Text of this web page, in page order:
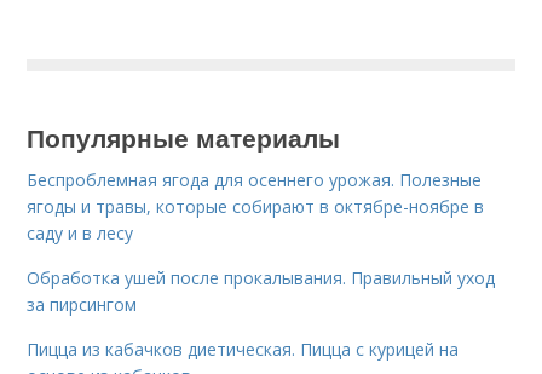
Популярные материалы
Беспроблемная ягода для осеннего урожая. Полезные
ягоды и травы, которые собирают в октябре-ноябре в
саду и в лесу
Обработка ушей после прокалывания. Правильный уход
за пирсингом
Пицца из кабачков диетическая. Пицца с курицей на